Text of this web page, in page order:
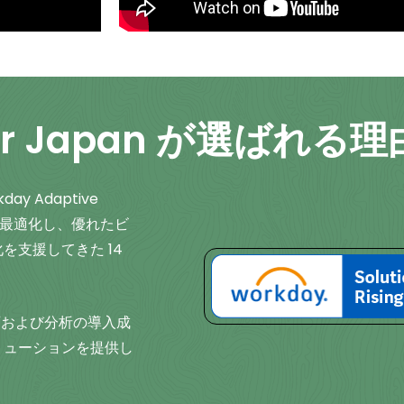
Japan が選ばれる理
Adaptive
適化し、優れたビ
支援してきた 14
よび分析の導入成
ーションを提供し